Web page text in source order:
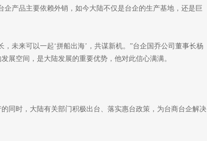
企产品主要依赖外销，如今大陆不仅是台企的生产基地，还是巨
，未来可以一起‘拼船出海’，共谋新机。”台企国乔公司董事长杨
展空间，是大陆发展的重要优势，他对此信心满满。
同时，大陆有关部门积极出台、落实惠台政策，为台商台企解决